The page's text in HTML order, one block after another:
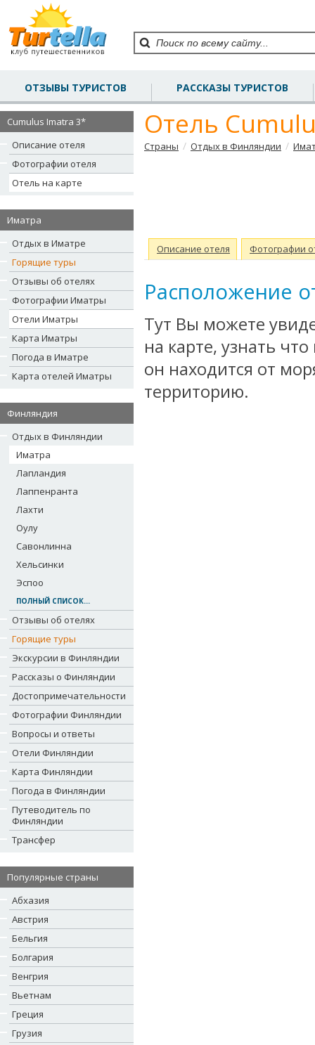
ОТЗЫВЫ ТУРИСТОВ РАССКАЗЫ ТУРИСТОВ
Cumulus Imatra 3*
Описание отеля
Фотографии отеля
Отель на карте
Иматра
Отдых в Иматре
Горящие туры
Отзывы об отелях
Фотографии Иматры
Отели Иматры
Карта Иматры
Погода в Иматре
Карта отелей Иматры
Финляндия
Отдых в Финляндии
Иматра
Лапландия
Лаппенранта
Лахти
Оулу
Савонлинна
Хельсинки
Эспоо
ПОЛНЫЙ СПИСОК...
Отзывы об отелях
Горящие туры
Экскурсии в Финляндии
Рассказы о Финляндии
Достопримечательности
Фотографии Финляндии
Вопросы и ответы
Отели Финляндии
Карта Финляндии
Погода в Финляндии
Путеводитель по
Финляндии
Трансфер
Популярные страны
Абхазия
Австрия
Бельгия
Болгария
Венгрия
Вьетнам
Греция
Грузия
Отель
Страны / Отдых в Финляндии /
Описание отеля Фотографии
Расположение
Тут Вы можете
на карте, узнать
он находится от
территорию.